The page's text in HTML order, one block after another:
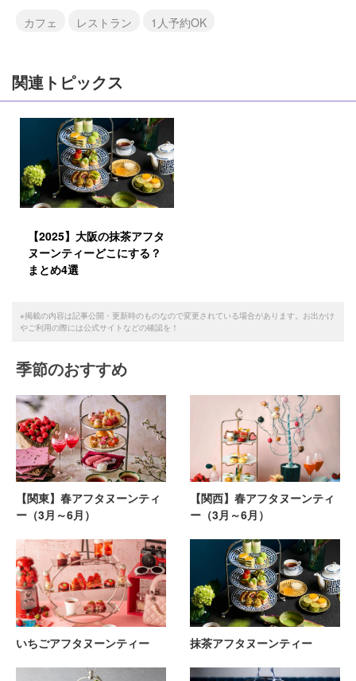
カフェ レストラン 1人予約OK
関連トピックス
【2025】大阪の抹茶アフタ
ヌーンティーどこにする？
まとめ4選
※掲載の内容は記事公開・更新時のものなので変更されている場合があります。お出かけ
やご利用の際には公式サイトなどの確認を！
季節のおすすめ
【関東】春アフタヌーンティ
ー（3月～6月）
【関西】春アフタヌーンティ
ー（3月～6月）
いちごアフタヌーンティー 抹茶アフタヌーンティー